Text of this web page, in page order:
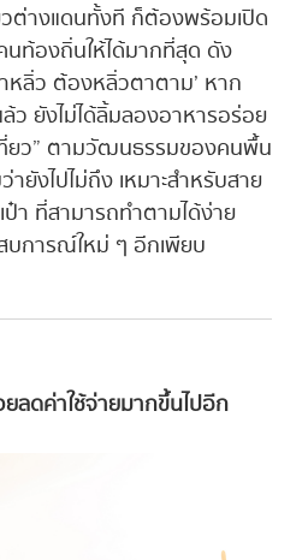
ต่างแดนทั้งที ก็ต้องพร้อมเปิด
นท้องถิ่นให้ได้มากที่สุด ดัง
หลิ่ว ต้องหลิ่วตาตาม’ หาก
ล้ว ยังไม่ได้ลิ้มลองอาหารอร่อย
ยว” ตามวัฒนธรรมของคนพื้น
ยังไปไม่ถึง เหมาะสำหรับสาย
ป๋า ที่สามารถทำตามได้ง่าย
บการณ์ใหม่ ๆ อีกเพียบ
ลดค่าใช้จ่ายมากขึ้นไปอีก